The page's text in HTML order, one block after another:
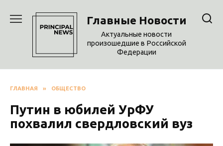
содержанию
Главные Новости
Актуальные новости
произошедшие в Российской
Федерации
ГЛАВНАЯ » ОБЩЕСТВО
Путин в юбилей УрФУ
похвалил свердловский вуз